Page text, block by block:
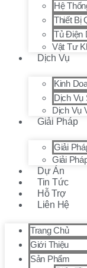
Hệ
Thiết Bị
Tủ Điện
Vật Tư
Dịch Vụ
Kinh
Dịch Vụ
Dịch Vụ
Giải Pháp
Giải
Giải
Dự Án
Tin Tức
Hỗ Trợ
Liên Hệ
Trang Chủ
Giới Thiệu
Sản Phẩm